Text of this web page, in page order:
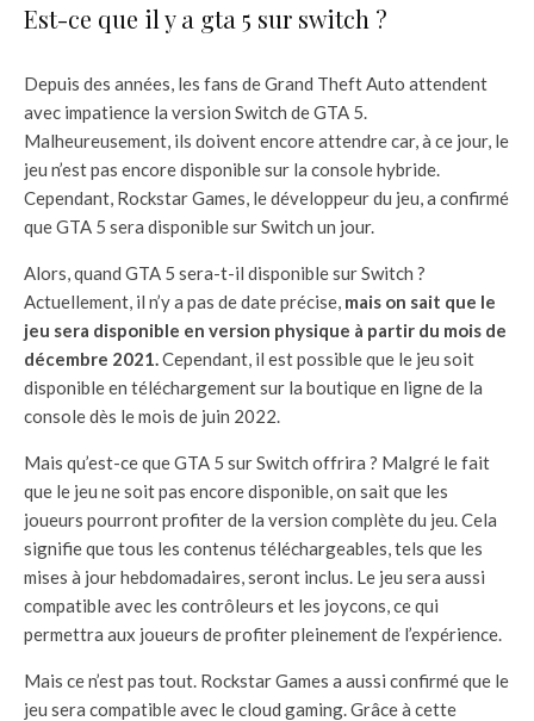
Est-ce que il y a gta 5 sur switch ?
Depuis des années, les fans de Grand Theft Auto attendent
avec impatience la version Switch de GTA 5.
Malheureusement, ils doivent encore attendre car, à ce jour, le
jeu n’est pas encore disponible sur la console hybride.
Cependant, Rockstar Games, le développeur du jeu, a confirmé
que GTA 5 sera disponible sur Switch un jour.
Alors, quand GTA 5 sera-t-il disponible sur Switch ?
Actuellement, il n’y a pas de date précise, mais on sait que le
jeu sera disponible en version physique à partir du mois de
décembre 2021.Cependant, il est possible que le jeu soit
disponible en téléchargement sur la boutique en ligne de la
console dès le mois de juin 2022.
Mais qu’est-ce que GTA 5 sur Switch offrira ? Malgré le fait
que le jeu ne soit pas encore disponible, on sait que les
joueurs pourront profiter de la version complète du jeu. Cela
signifie que tous les contenus téléchargeables, tels que les
mises à jour hebdomadaires, seront inclus. Le jeu sera aussi
compatible avec les contrôleurs et les joycons, ce qui
permettra aux joueurs de profiter pleinement de l’expérience.
Mais ce n’est pas tout. Rockstar Games a aussi confirmé que le
jeu sera compatible avec le cloud gaming. Grâce à cette